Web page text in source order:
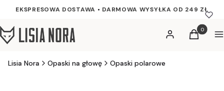
EKSPRESOWA DOSTAWA • DARMOWA WYSYŁKA OD 249 ZŁ
Zaloguj sięProdukty
Koszyk
Lisia Nora Opaski na głowę Opaski polarowe